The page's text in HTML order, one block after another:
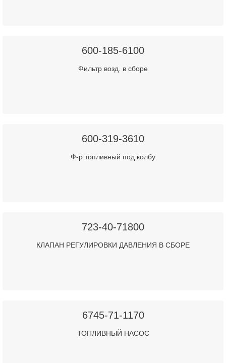
600-185-6100
Фильтр возд. в сборе
600-319-3610
Ф-р топливный под колбу
723-40-71800
КЛАПАН РЕГУЛИРОВКИ ДАВЛЕНИЯ В СБОРЕ
6745-71-1170
ТОПЛИВНЫЙ НАСОС